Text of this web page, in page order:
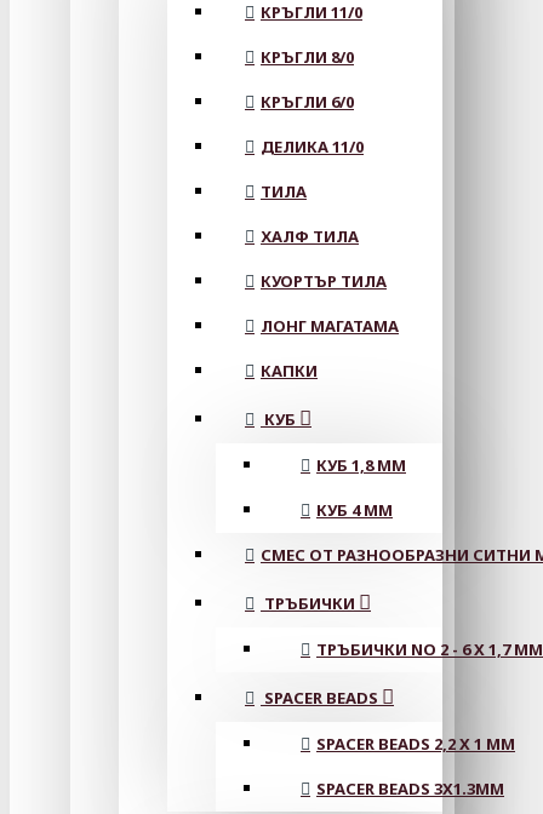
КРЪГЛИ 11/0
КРЪГЛИ 8/0
КРЪГЛИ 6/0
ДЕЛИКА 11/0
ТИЛА
ХАЛФ ТИЛА
КУОРТЪР ТИЛА
ЛОНГ МАГАТАМА
КАПКИ
КУБ
КУБ 1,8 ММ
КУБ 4 ММ
СМЕС ОТ РАЗНООБРАЗНИ СИТНИ
ТРЪБИЧКИ
ТРЪБИЧКИ NO 2 - 6 X 1,7 MM
SPACER BEADS
SPACER BEADS 2,2 X 1 MM
SPACER BEADS 3X1.3MM